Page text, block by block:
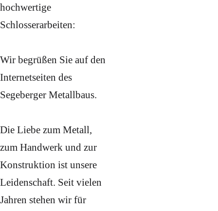
hochwertige
Schlosserarbeiten:
Wir begrüßen Sie auf den
Internetseiten des
Segeberger Metallbaus.
Die Liebe zum Metall,
zum Handwerk und zur
Konstruktion ist unsere
Leidenschaft. Seit vielen
Jahren stehen wir für